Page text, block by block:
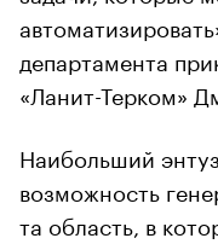
департамента
«Ланит-Терком»
Наибольший
возможность
та область, в